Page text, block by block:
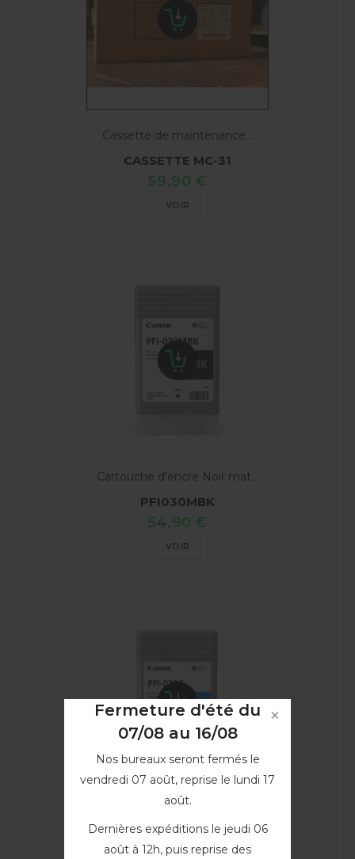
Fermeture d'été du
07/08 au 16/08
Nos bureaux seront fermés le
vendredi 07 août, reprise le lundi 17
août.
Dernières expéditions le jeudi 06
août à 12h, puis reprise des
Cassette de maintenance...
CASSETTE MC-31
59,90 €
VOIR
Cartouche d'encre Noir mat...
PFI030MBK
54,90 €
VOIR
PFI030C